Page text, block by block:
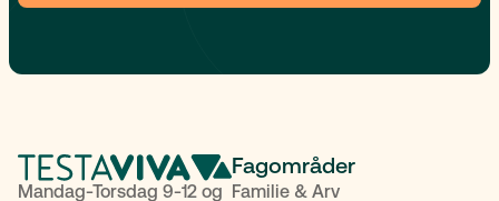
Mandag-Torsdag 9-12 og
Fagområder
Familie & Arv